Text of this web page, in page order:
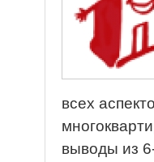
всех
выводы из